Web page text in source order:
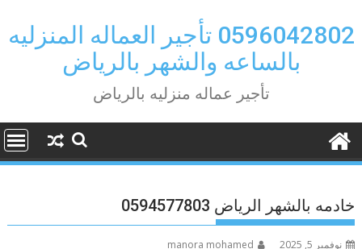
to
content
0596042802 تأجير العماله المنزليه
بالساعه والشهر بالرياض
تأجير عماله منزليه بالرياض
خادمه بالشهر الرياض 0594577803
نوفمبر 5, 2025 manora mohamed